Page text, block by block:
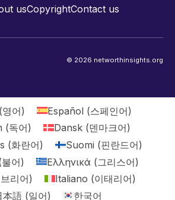
usCopyrightContact us
© 2026 networthinsights.org
(영어) Español(스페인어)
(독어) Dansk(덴마크어)
(화란어) Suomi (핀란드어)
불어) Ελληνικά (그리스어)
리어) Italiano (이태리어)
本語(일어) 한국어